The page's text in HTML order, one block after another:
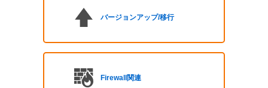
バージョンアップ/移行
Firewall関連